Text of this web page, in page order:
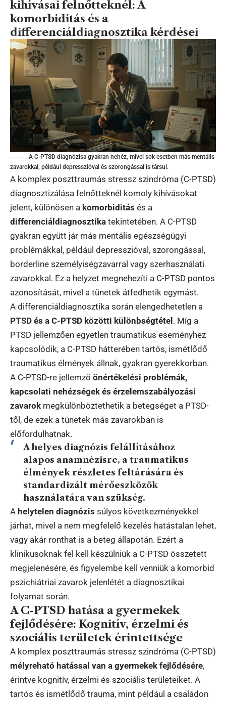
kihívásai felnőtteknél: A
komorbiditás és a
differenciáldiagnosztika kérdései
A C-PTSD diagnózisa gyakran nehéz, mivel sok esetben más mentális
zavarokkal, például depresszióval és szorongással is társul.
A komplex poszttraumás stressz szindróma (C-PTSD)
diagnosztizálása felnőtteknél komoly kihívásokat
jelent, különösen a komorbiditás és a
differenciáldiagnosztika tekintetében. A C-PTSD
gyakran együtt jár más mentális egészségügyi
problémákkal, például depresszióval, szorongással,
borderline személyiségzavarral vagy szerhasználati
zavarokkal. Ez a helyzet megnehezíti a C-PTSD pontos
azonosítását, mivel a tünetek átfedhetik egymást.
A differenciáldiagnosztika során elengedhetetlen a
PTSD és a C-PTSD közötti különbségtétel. Míg a
PTSD jellemzően egyetlen traumatikus eseményhez
kapcsolódik, a C-PTSD hátterében tartós, ismétlődő
traumatikus élmények állnak, gyakran gyerekkorban.
A C-PTSD-re jellemző önértékelési problémák,
kapcsolati nehézségek és érzelemszabályozási
zavarok megkülönböztethetik a betegséget a PTSD-
től, de ezek a tünetek más zavarokban is
előfordulhatnak.
A helyes diagnózis felállításához
alapos anamnézisre, a traumatikus
élmények részletes feltárására és
standardizált mérőeszközök
használatára van szükség.
A helytelen diagnózis súlyos következményekkel
járhat, mivel a nem megfelelő kezelés hatástalan lehet,
vagy akár ronthat is a beteg állapotán. Ezért a
klinikusoknak fel kell készülniük a C-PTSD összetett
megjelenésére, és figyelembe kell venniük a komorbid
pszichiátriai zavarok jelenlétét a diagnosztikai
folyamat során.
A C-PTSD hatása a gyermekek
fejlődésére: Kognitív, érzelmi és
szociális területek érintettsége
A komplex poszttraumás stressz szindróma (C-PTSD)
mélyreható hatással van a gyermekek fejlődésére,
érintve kognitív, érzelmi és szociális területeiket. A
tartós és ismétlődő trauma, mint például a családon